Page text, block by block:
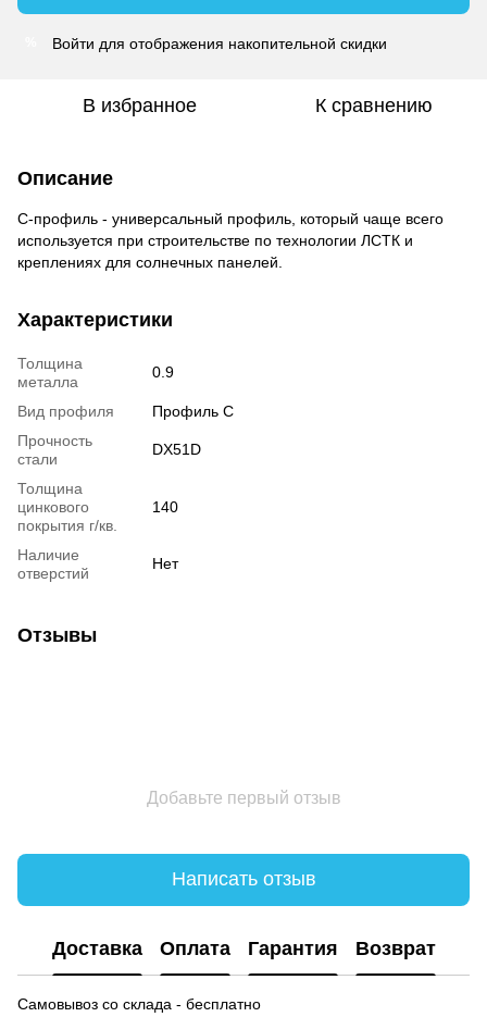
Войти для отображения накопительной скидки
В избранное К сравнению
Описание
С-профиль - универсальный профиль, который чаще всего
используется при строительстве по технологии ЛСТК и
креплениях для солнечных панелей.
Характеристики
Толщина
металла
0.9
Вид профиля
Профиль C
Прочность
стали
DX51D
Толщина
цинкового
покрытия г/кв.
140
Наличие
отверстий
Нет
Отзывы
Добавьте первый отзыв
Написать отзыв
Доставка Оплата Гарантия Возврат
Самовывоз со склада - бесплатно